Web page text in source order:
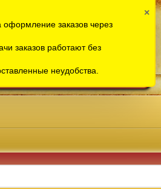
Телефон интернет-магазина:
Телефон розничного магазина:
bookshop@ambookvo.ru
Работаем ежедневно с 10:00 до 21:00
оформление заказов через
заказов работают без
неудобства.
×